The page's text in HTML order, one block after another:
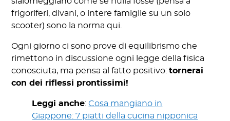
frigoriferi, divani, o intere famiglie su un solo
scooter) sono la norma qui.
Ogni giorno ci sono prove di equilibrismo che
rimettono in discussione ogni legge della fisica
conosciuta, ma pensa al fatto positivo:tornerai
con dei riflessi prontissimi!
Leggi anche:Cosa mangiano in
Giappone: 7 piatti della cucina nipponica